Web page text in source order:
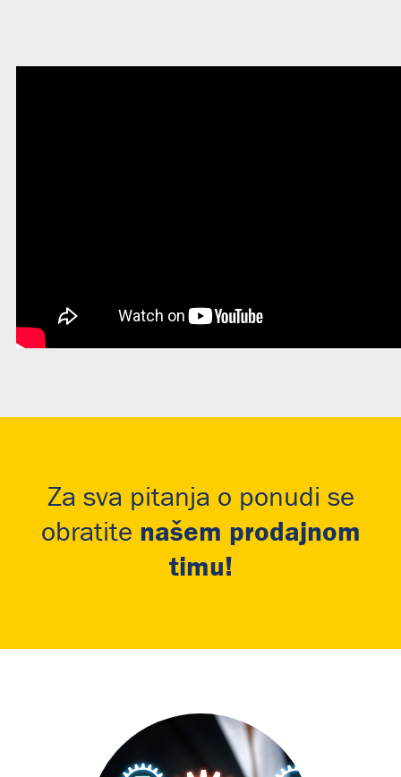
Za sva pitanja o ponudi se
obratite našem prodajnom
timu!